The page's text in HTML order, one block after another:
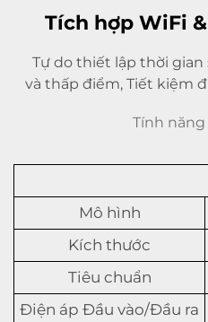
Tích hợp WiFi
Tự do thiết lập thời gian
và thấp điểm, Tiết kiệm
Tính
Mô hình
Kích thước
Tiêu chuẩn
Điện áp Đầu vào/Đầu ra